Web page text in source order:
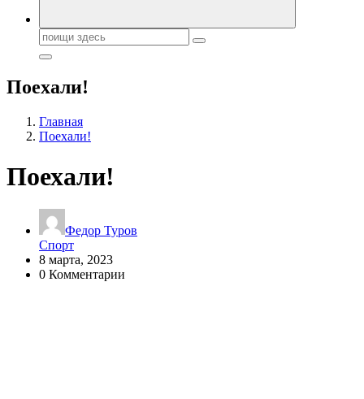
Поиск:
Поехали!
Главная
Поехали!
Поехали!
Федор Туров
Спорт
8 марта, 2023
0 Комментарии